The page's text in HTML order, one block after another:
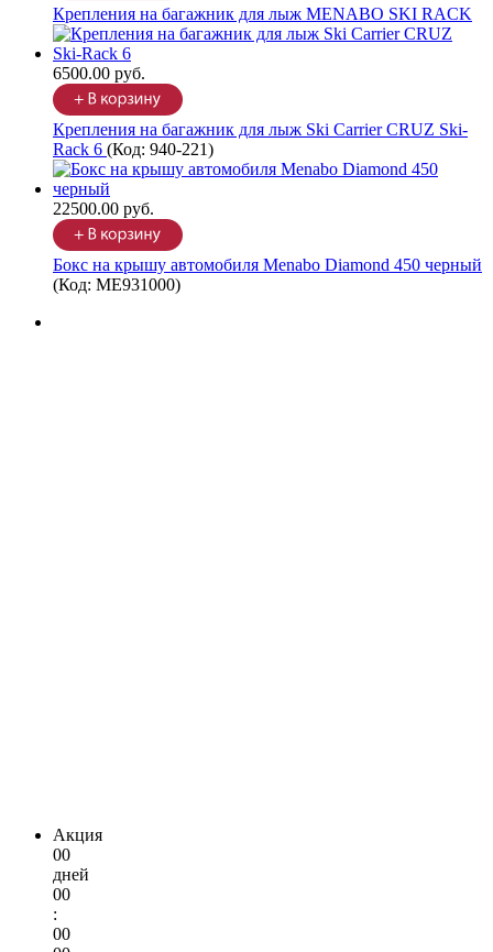
Крепления на багажник для лыж MENABO SKI RACK
6500.00 руб.
Крепления на багажник для лыж Ski Carrier CRUZ Ski-
Rack 6 (Код: 940-221)
22500.00 руб.
Бокс на крышу автомобиля Menabo Diamond 450 черный
(Код: ME931000)
Акция
00
дней
00
:
00